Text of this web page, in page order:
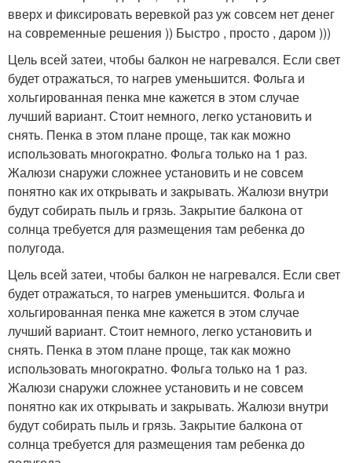
вверх и фиксировать веревкой раз уж совсем нет денег
на современные решения )) Быстро , просто , даром )))
Цель всей затеи, чтобы балкон не нагревался. Если свет
будет отражаться, то нагрев уменьшится. Фольга и
хольгированная пенка мне кажется в этом случае
лучший вариант. Стоит немного, легко установить и
снять. Пенка в этом плане проще, так как можно
использовать многократно. Фольга только на 1 раз.
Жалюзи снаружи сложнее установить и не совсем
понятно как их открывать и закрывать. Жалюзи внутри
будут собирать пыль и грязь. Закрытие балкона от
солнца требуется для размещения там ребенка до
полугода.
Цель всей затеи, чтобы балкон не нагревался. Если свет
будет отражаться, то нагрев уменьшится. Фольга и
хольгированная пенка мне кажется в этом случае
лучший вариант. Стоит немного, легко установить и
снять. Пенка в этом плане проще, так как можно
использовать многократно. Фольга только на 1 раз.
Жалюзи снаружи сложнее установить и не совсем
понятно как их открывать и закрывать. Жалюзи внутри
будут собирать пыль и грязь. Закрытие балкона от
солнца требуется для размещения там ребенка до